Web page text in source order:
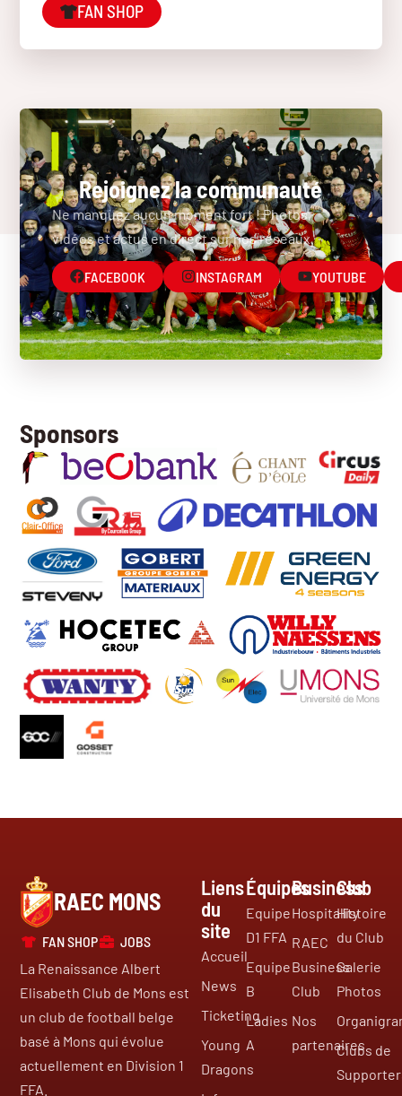
FAN SHOP
Rejoignez la communauté
Ne manquez aucun moment fort ! Photos,
vidéos et actus en direct sur nos réseaux.
FACEBOOK INSTAGRAM YOUTUBE
Sponsors
RAEC MONS
FAN SHOP
JOBS
La Renaissance Albert
Elisabeth Club de Mons est
un club de football belge
basé à Mons qui évolue
actuellement en Division 1
FFA.
Liens
du
site
Accueil
News
Ticketing
Young
Dragons
Équipes
Equipe
D1 FFA
Equipe
B
Ladies
A
Business
Hospitality
RAEC
Business
Club
Nos
partenaires
Club
Histoire
du Club
Galerie
Photos
Clubs de